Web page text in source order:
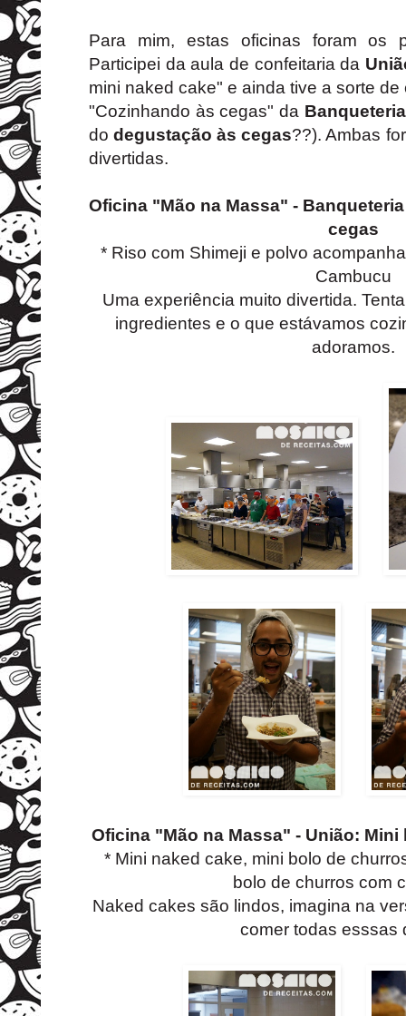
Para mim, estas oficinas foram os
Participei da aula de confeitaria da
mini naked cake" e ainda tive a sorte
"Cozinhando às cegas" da
dodegustação às cegas??). Ambas
divertidas.
Oficina "Mão na Massa" -
cegas
* Riso com Shimeji e polvo
Cambucu
Uma experiência muito divertida.
ingredientes e o que estávamos
adoramos.
Oficina "Mão na Massa" - União:
* Mini naked cake, mini bolo de
bolo de churros com
Naked cakes são lindos, imagina na
comer todas esssas